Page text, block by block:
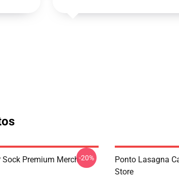
Sock Premium Merch-20%
Ponto Lasagna
Store